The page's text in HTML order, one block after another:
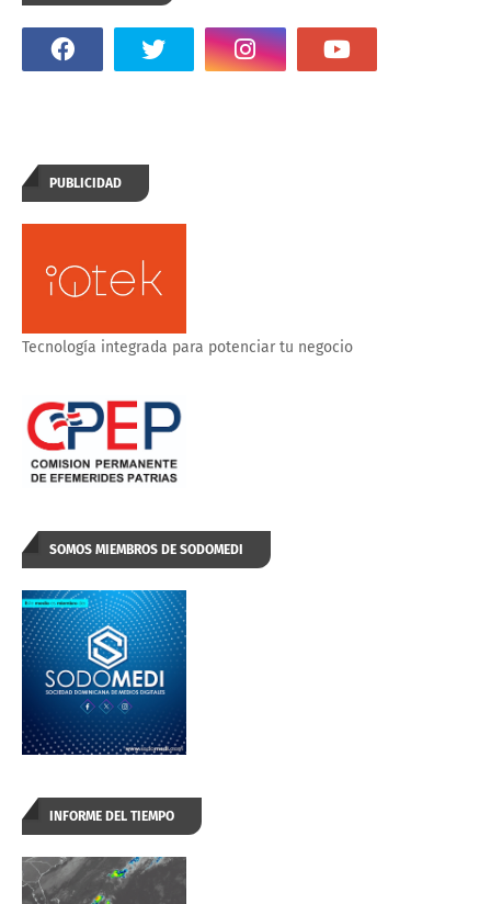
PUBLICIDAD
Tecnología integrada para potenciar tu negocio
SOMOS MIEMBROS DE SODOMEDI
INFORME DEL TIEMPO